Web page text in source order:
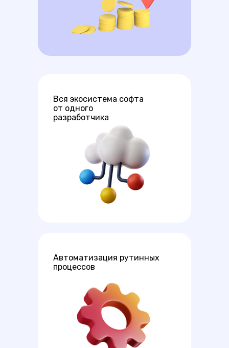
Вся экосистема софта
от одного
разработчика
Автоматизация рутинных
процессов